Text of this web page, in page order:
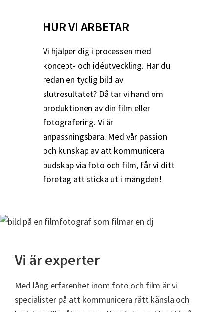
HUR VI ARBETAR
Vi hjälper dig i processen med
koncept- och idéutveckling. Har du
redan en tydlig bild av
slutresultatet? Då tar vi hand om
produktionen av din film eller
fotografering. Vi är
anpassningsbara. Med vår passion
och kunskap av att kommunicera
budskap via foto och film, får vi ditt
företag att sticka ut i mängden!
Vi är experter
Med lång erfarenhet inom foto och film är vi
specialister på att kommunicera rätt känsla och